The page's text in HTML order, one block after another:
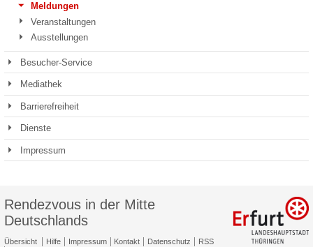
Meldungen
Veranstaltungen
Ausstellungen
Besucher-Service
Mediathek
Barrierefreiheit
Dienste
Impressum
Rendezvous in der Mitte
Deutschlands
Übersicht Hilfe Impressum Kontakt Datenschutz
RSS